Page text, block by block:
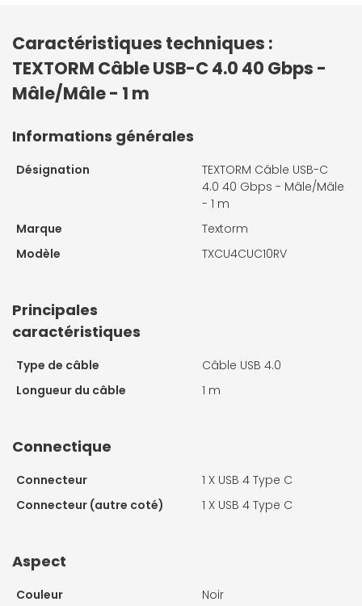
Caractéristiques techniques :
TEXTORM Câble USB-C 4.0 40 Gbps -
Mâle/Mâle - 1 m
Informations générales
Désignation
TEXTORM Câble USB-C
4.0 40 Gbps - Mâle/Mâle
- 1 m
Marque
Textorm
Modèle
TXCU4CUC10RV
Principales
caractéristiques
Type de câble
Câble USB 4.0
Longueur du câble
1 m
Connectique
Connecteur 1 X USB 4 Type C
Connecteur (autre coté)
1 X USB 4 Type C
Aspect
Couleur Noir